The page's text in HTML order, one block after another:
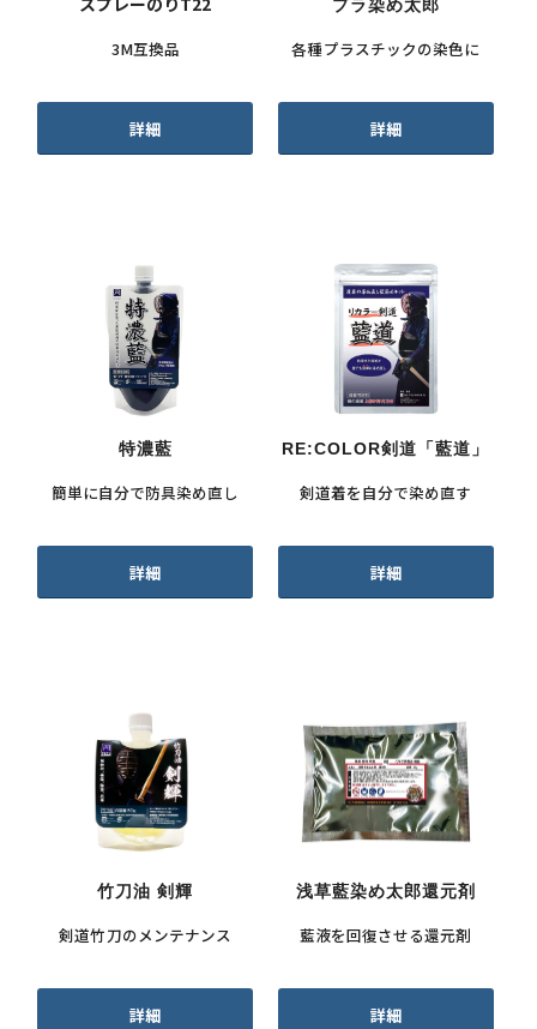
3M互換品
詳細
プラ染め太郎
各種プラスチックの染色に
詳細
特濃藍
簡単に自分で防具染め直し
詳細
RE:COLOR剣道「藍道」
剣道着を自分で染め直す
詳細
竹刀油 剣輝
剣道竹刀のメンテナンス
詳細
浅草藍染め太郎還元剤
藍液を回復させる還元剤
詳細